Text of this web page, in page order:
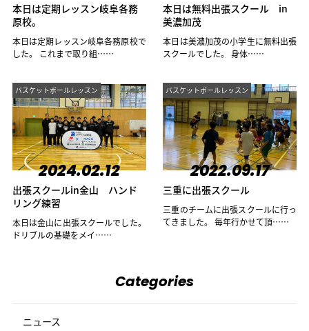
本日は定期レッスン岐阜各務
原校。
本日は定期レッスン岐阜各務原校で
した。 これまで取り組……
本日は無料出張スクール in
美濃加茂
本日は美濃加茂の小学生に無料出張
スクールでした。 身体……
バスケットボールレッスン
2024.02.12
出張スクールin金山 ハンド
リング練習
本日は金山に出張スクールでした。
ドリブルの基礎をメイ……
バスケットボールレッスン
2022.09.17
三重に出張スクール
三重のチームに出張スクールに行っ
てきました。 毎年行かせて頂……
Categories
ニュース